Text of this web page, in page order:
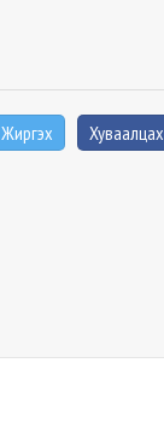
Жиргэх Хуваалцах